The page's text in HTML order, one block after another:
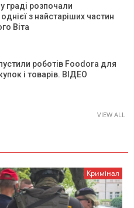
граді розпочали
з найстаріших частин
Віта
роботів Foodora для
і товарів. ВІДЕО
VIEW ALL
Кримінал